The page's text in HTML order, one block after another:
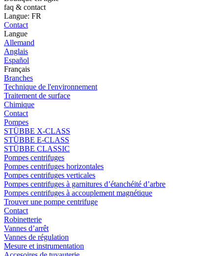
faq & contact
Langue: FR
Contact
Langue
Allemand
Anglais
Español
Français
Branches
Technique de l'environnement
Traitement de surface
Chimique
Contact
Pompes
STÜBBE X-CLASS
STÜBBE E-CLASS
STÜBBE CLASSIC
Pompes centrifuges
Pompes centrifuges horizontales
Pompes centrifuges verticales
Pompes centrifuges à garnitures d’étanchéité d’arbre
Pompes centrifuges à accouplement magnétique
Trouver une pompe centrifuge
Contact
Robinetterie
Vannes d’arrêt
Vannes de régulation
Mesure et instrumentation